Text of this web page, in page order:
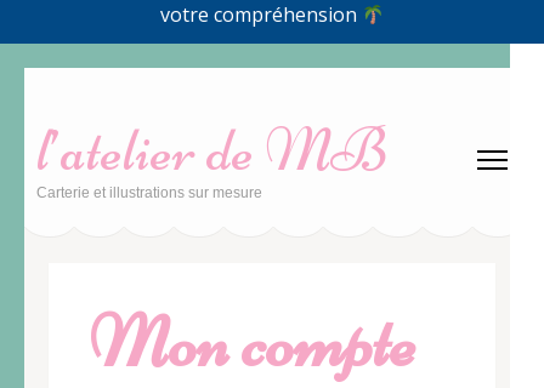
votre compréhension
contenu
(Pressez
l’atelier de MB
Carterie et illustrations sur mesure
Mon compte